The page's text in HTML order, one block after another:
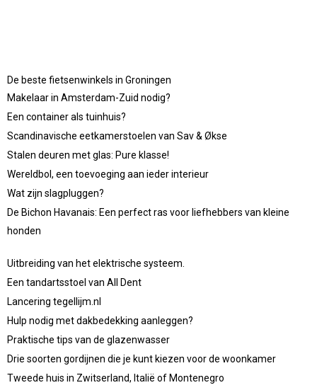
De beste fietsenwinkels in Groningen
Makelaar in Amsterdam-Zuid nodig?
Een container als tuinhuis?
Scandinavische eetkamerstoelen van Sav & Økse
Stalen deuren met glas: Pure klasse!
Wereldbol, een toevoeging aan ieder interieur
Wat zijn slagpluggen?
De Bichon Havanais: Een perfect ras voor liefhebbers van kleine
honden
Uitbreiding van het elektrische systeem.
Een tandartsstoel van All Dent
Lancering tegellijm.nl
Hulp nodig met dakbedekking aanleggen?
Praktische tips van de glazenwasser
Drie soorten gordijnen die je kunt kiezen voor de woonkamer
Tweede huis in Zwitserland, Italië of Montenegro